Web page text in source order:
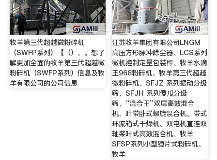
牧羊第三代超越微粉碎机
（SWFP系列）【（），。想了
解更加全面的牧羊第三代超越微
粉碎机（SWFP系列）信息及牧
羊有限公司的公司信息
江苏牧羊集团有限公司LNGM
高压方形脉冲除尘器、LCS系列
微机控制定量包装秤、牧羊水滴
王968粉碎机、牧羊第三代超越
微粉碎机、SFJZ 系列振动分级
筛、SFJH 系列傻瓜分级
筛、“混合王”双层高效混合
机、叶带卧式螺旋混合机、带式
环流箱式干燥机、双电机直连双
轴桨叶式高效混合机、牧羊
SFSP系列小型锤片式粉碎机、
牧羊